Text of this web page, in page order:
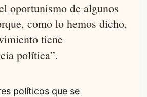
oportunismo de algunos
como lo hemos dicho,
tiene
política”.
políticos que se